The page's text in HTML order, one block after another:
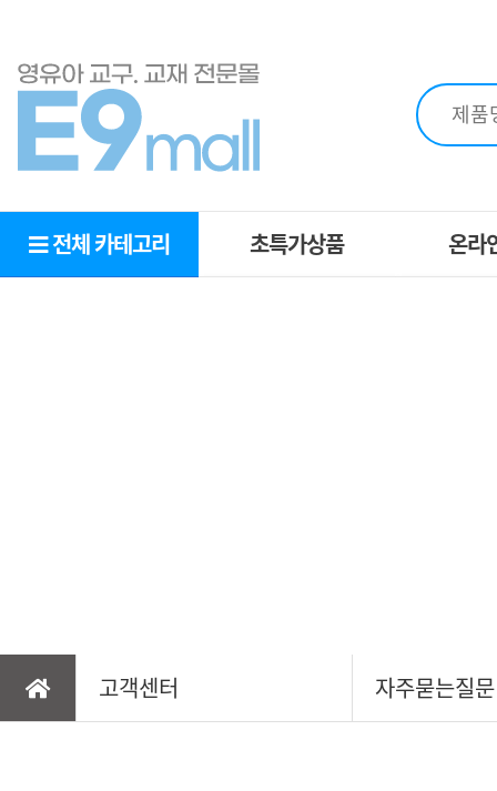
전체 카테고리 초특가상품 온라
고객센터 자주묻는질문